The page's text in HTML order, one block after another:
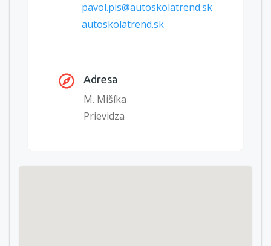
pavol.pis@autoskolatrend.sk
autoskolatrend.sk
Adresa
M. Mišíka
Prievidza